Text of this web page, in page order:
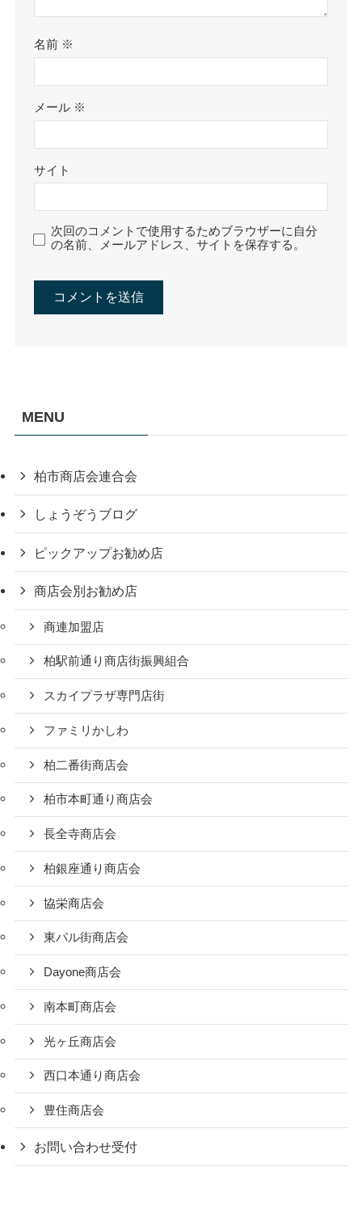
名前 ※
メール ※
サイト
次回のコメントで使用するためブラウザーに自分
の名前、メールアドレス、サイトを保存する。
MENU
柏市商店会連合会
しょうぞうブログ
ピックアップお勧め店
商店会別お勧め店
商連加盟店
柏駅前通り商店街振興組合
スカイプラザ専門店街
ファミリかしわ
柏二番街商店会
柏市本町通り商店会
長全寺商店会
柏銀座通り商店会
協栄商店会
東パル街商店会
Dayone商店会
南本町商店会
光ヶ丘商店会
西口本通り商店会
豊住商店会
お問い合わせ受付